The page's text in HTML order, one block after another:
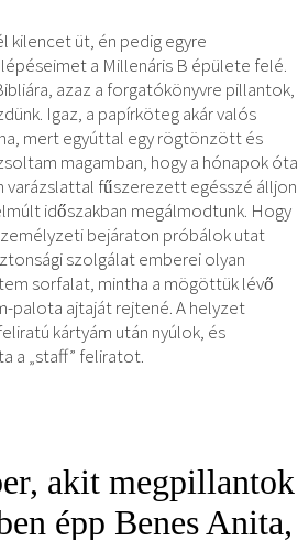
kilencet üt, én pedig egyre
a Millenáris B épülete felé.
azaz a forgatókönyvre pillantok,
Igaz, a papírköteg akár valós
mert egyúttal egy rögtönzött és
magamban, hogy a hónapok óta
varázslattal fűszerezett egésszé álljon
időszakban megálmodtunk. Hogy
bejáraton próbálok utat
szolgálat emberei olyan
sorfalat, mintha a mögöttük lévő
palota ajtaját rejtené. A helyzet
kártyám után nyúlok, és
a „staff” feliratot.
akit megpillantok
épp Benes Anita,